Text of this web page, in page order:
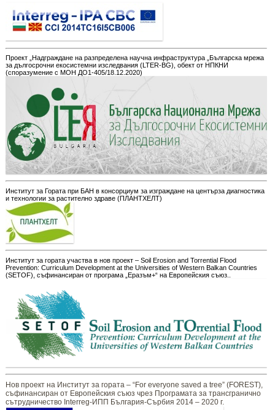
Проект „Надграждане на разпределена научна инфраструктура „Българска мрежа
за дългосрочни екосистемни изследвания (LTER-BG), обект от НПКНИ
(споразумение с МОН ДО1-405/18.12.2020)
Институт за Гората при БАН в консорциум за изграждане на центърза диагностика
и технологии за растително здраве (ПЛАНТХЕЛТ)
Институт за гората участва в нов проект – Soil Erosion and Torrential Flood
Prevention: Curriculum Development at the Universities of Western Balkan Countries
(SETOF), съфинансиран от програма „Еразъм+“ на Европейския съюз..
Нов проект на Институт за гората – “For everyone saved a tree” (FOREST),
съфинансиран от Европейския съюз чрез Програмата за трансгранично
сътрудничество Interreg-ИПП България-Сърбия 2014 – 2020 г.